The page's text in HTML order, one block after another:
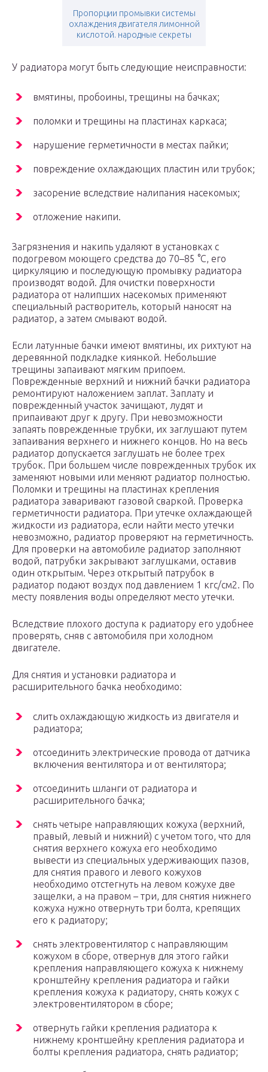
Пропорции промывки системы
охлаждения двигателя лимонной
кислотой. народные секреты
У радиатора могут быть следующие неисправности:
вмятины, пробоины, трещины на бачках;
поломки и трещины на пластинах каркаса;
нарушение герметичности в местах пайки;
повреждение охлаждающих пластин или трубок;
засорение вследствие налипания насекомых;
отложение накипи.
Загрязнения и накипь удаляют в установках с
подогревом моющего средства до 70–85 °C, его
циркуляцию и последующую промывку радиатора
производят водой. Для очистки поверхности
радиатора от налипших насекомых применяют
специальный растворитель, который наносят на
радиатор, а затем смывают водой.
Если латунные бачки имеют вмятины, их рихтуют на
деревянной подкладке киянкой. Небольшие
трещины запаивают мягким припоем.
Поврежденные верхний и нижний бачки радиатора
ремонтируют наложением заплат. Заплату и
поврежденный участок зачищают, лудят и
припаивают друг к другу. При невозможности
запаять поврежденные трубки, их заглушают путем
запаивания верхнего и нижнего концов. Но на весь
радиатор допускается заглушать не более трех
трубок. При большем числе поврежденных трубок их
заменяют новыми или меняют радиатор полностью.
Поломки и трещины на пластинах крепления
радиатора заваривают газовой сваркой. Проверка
герметичности радиатора. При утечке охлаждающей
жидкости из радиатора, если найти место утечки
невозможно, радиатор проверяют на герметичность.
Для проверки на автомобиле радиатор заполняют
водой, патрубки закрывают заглушками, оставив
один открытым. Через открытый патрубок в
радиатор подают воздух под давлением 1 кгс/см2. По
месту появления воды определяют место утечки.
Вследствие плохого доступа к радиатору его удобнее
проверять, сняв с автомобиля при холодном
двигателе.
Для снятия и установки радиатора и
расширительного бачка необходимо:
слить охлаждающую жидкость из двигателя и
радиатора;
отсоединить электрические провода от датчика
включения вентилятора и от вентилятора;
отсоединить шланги от радиатора и
расширительного бачка;
снять четыре направляющих кожуха (верхний,
правый, левый и нижний) с учетом того, что для
снятия верхнего кожуха его необходимо
вывести из специальных удерживающих пазов,
для снятия правого и левого кожухов
необходимо отстегнуть на левом кожухе две
защелки, а на правом – три, для снятия нижнего
кожуха нужно отвернуть три болта, крепящих
его к радиатору;
снять электровентилятор с направляющим
кожухом в сборе, отвернув для этого гайки
крепления направляющего кожуха к нижнему
кронштейну крепления радиатора и гайки
крепления кожуха к радиатору, снять кожух с
электровентилятором в сборе;
отвернуть гайки крепления радиатора к
нижнему кронтшейну крепления радиатора и
болты крепления радиатора, снять радиатор;